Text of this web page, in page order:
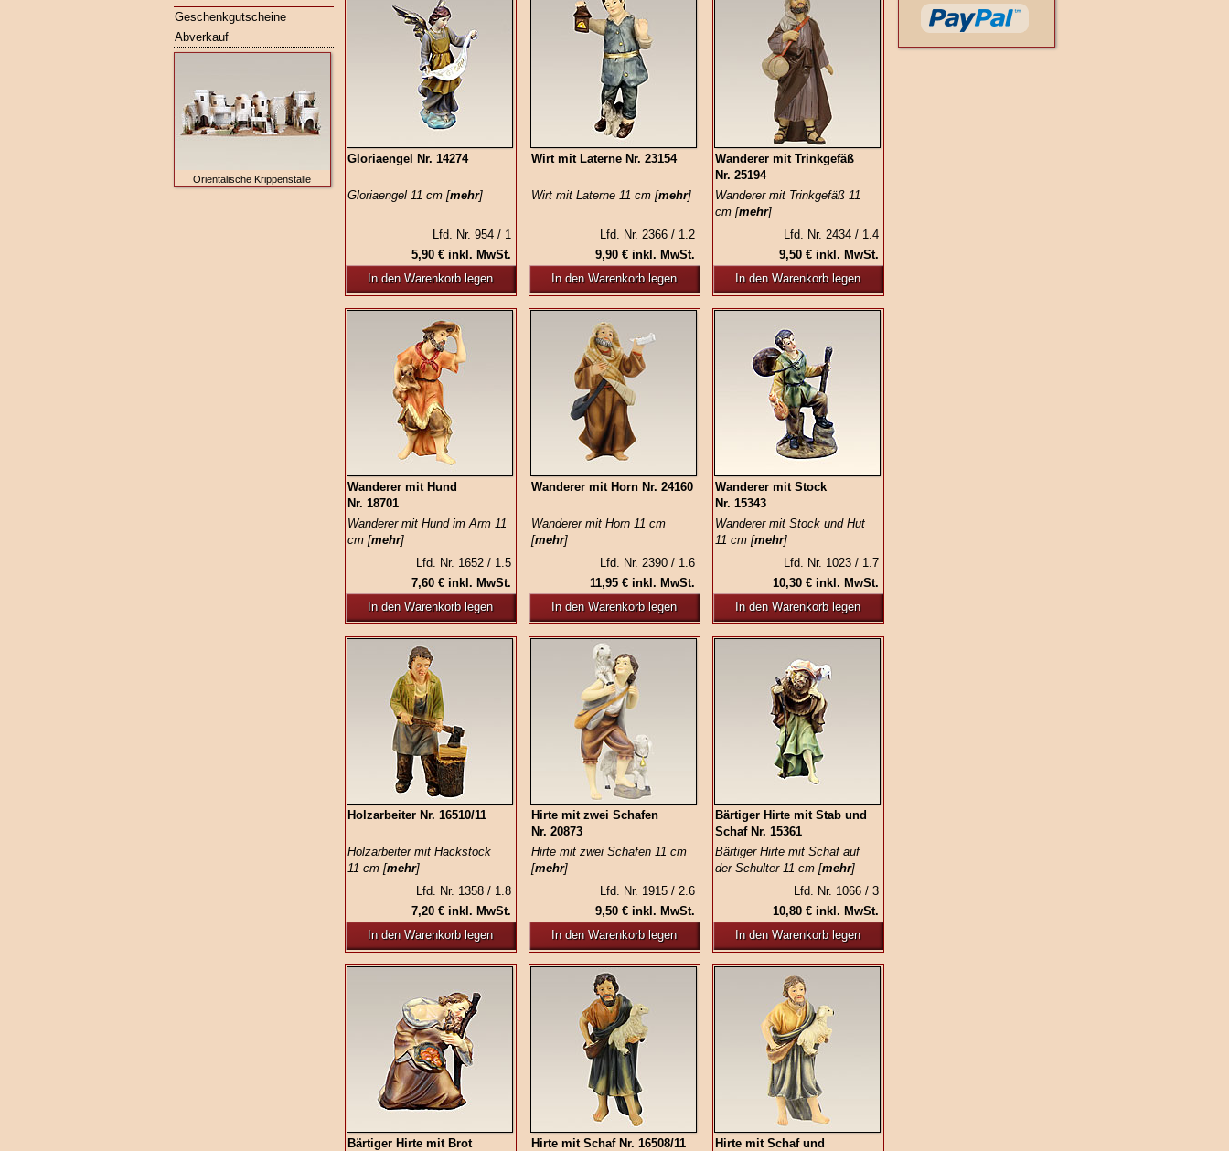
Geschenkgutscheine
Abverkauf
Orientalische Krippenställe
Gloriaengel Nr. 14274
Gloriaengel 11 cm [mehr]
Lfd. Nr. 954 / 1
5,90 € inkl. MwSt.
In den Warenkorb legen
Wirt mit Laterne Nr. 23154
Wirt mit Laterne 11 cm [mehr]
Lfd. Nr. 2366 / 1.2
9,90 € inkl. MwSt.
In den Warenkorb legen
Wanderer mit Trinkgefäß
Nr. 25194
Wanderer mit Trinkgefäß 11
cm [mehr]
Lfd. Nr. 2434 / 1.4
9,50 € inkl. MwSt.
In den Warenkorb legen
Wanderer mit Hund
Nr. 18701
Wanderer mit Hund im Arm 11
cm [mehr]
Lfd. Nr. 1652 / 1.5
7,60 € inkl. MwSt.
In den Warenkorb legen
Wanderer mit Horn Nr. 24160
Wanderer mit Horn 11 cm
[mehr]
Lfd. Nr. 2390 / 1.6
11,95 € inkl. MwSt.
In den Warenkorb legen
Wanderer mit Stock
Nr. 15343
Wanderer mit Stock und Hut
11 cm [mehr]
Lfd. Nr. 1023 / 1.7
10,30 € inkl. MwSt.
In den Warenkorb legen
Holzarbeiter Nr. 16510/11
Holzarbeiter mit Hackstock
11 cm [mehr]
Lfd. Nr. 1358 / 1.8
7,20 € inkl. MwSt.
In den Warenkorb legen
Hirte mit zwei Schafen
Nr. 20873
Hirte mit zwei Schafen 11 cm
[mehr]
Lfd. Nr. 1915 / 2.6
9,50 € inkl. MwSt.
In den Warenkorb legen
Bärtiger Hirte mit Stab und
Schaf Nr. 15361
Bärtiger Hirte mit Schaf auf
der Schulter 11 cm [mehr]
Lfd. Nr. 1066 / 3
10,80 € inkl. MwSt.
In den Warenkorb legen
Bärtiger Hirte mit Brot
Hirte mit Schaf Nr. 16508/11
Hirte mit Schaf und